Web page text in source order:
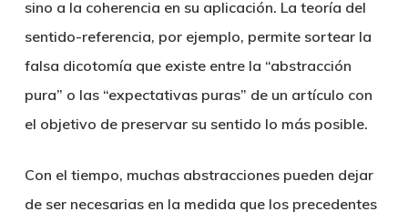
sino a la coherencia en su aplicación. La teoría del
sentido-referencia, por ejemplo, permite sortear la
falsa dicotomía que existe entre la “abstracción
pura” o las “expectativas puras” de un artículo con
el objetivo de preservar su sentido lo más posible.
Con el tiempo, muchas abstracciones pueden dejar
de ser necesarias en la medida que los precedentes